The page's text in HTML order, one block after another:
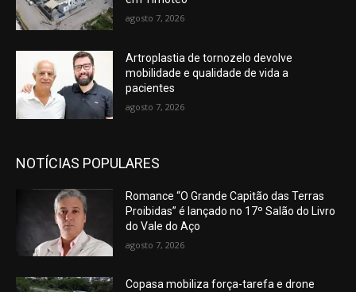
agosto 7, 2026
Artroplastia de tornozelo devolve
mobilidade e qualidade de vida a
pacientes
agosto 7, 2026
NOTÍCIAS POPULARES
Romance “O Grande Capitão das Terras
Proibidas” é lançado no 17º Salão do Livro
do Vale do Aço
agosto 7, 2026
Copasa mobiliza força-tarefa e drone